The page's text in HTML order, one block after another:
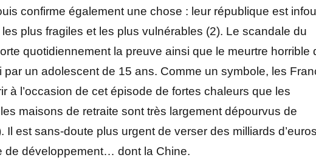
confirme également une chose : leur république est
plus fragiles et les plus vulnérables (2). Le scandale du
quotidiennement la preuve ainsi que le meurtre horrible
un adolescent de 15 ans. Comme un symbole, les
à l’occasion de cet épisode de fortes chaleurs que les
maisons de retraite sont très largement dépourvus de
Il est sans-doute plus urgent de verser des milliards d’euros
de développement… dont la Chine.